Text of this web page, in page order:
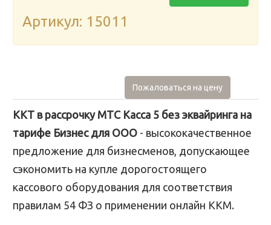
Артикул: 15011
Пожаловаться на цену
ККТ в рассрочку МТС Касса 5 без эквайринга на
тарифе Бизнес для ООО - высококачественное
предложение для бизнесменов, допускающее
сэкономить на купле дорогостоящего
кассового оборудования для соответствия
правилам 54 ФЗ о применении онлайн ККМ.